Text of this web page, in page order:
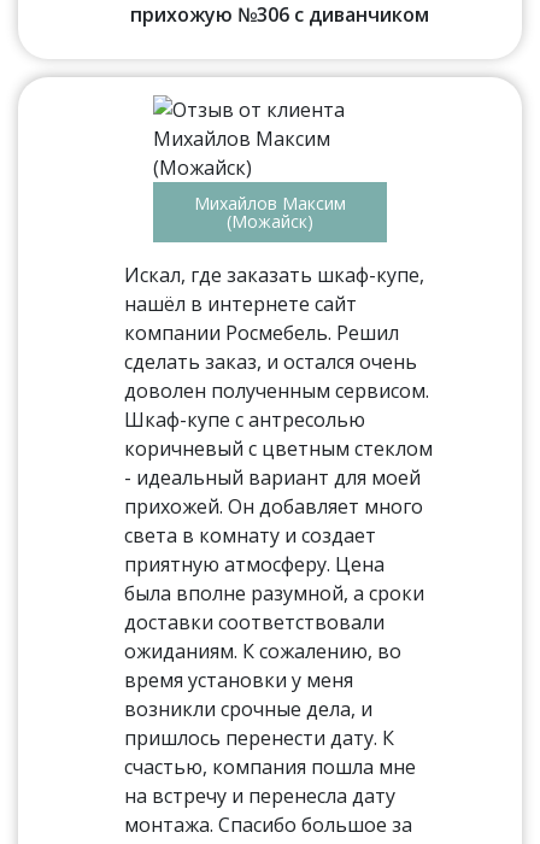
прихожую №306 с диванчиком
Михайлов Максим
(Можайск)
Искал, где заказать шкаф-купе,
нашёл в интернете сайт
компании Росмебель. Решил
сделать заказ, и остался очень
доволен полученным сервисом.
Шкаф-купе с антресолью
коричневый с цветным стеклом
- идеальный вариант для моей
прихожей. Он добавляет много
света в комнату и создает
приятную атмосферу. Цена
была вполне разумной, а сроки
доставки соответствовали
ожиданиям. К сожалению, во
время установки у меня
возникли срочные дела, и
пришлось перенести дату. К
счастью, компания пошла мне
на встречу и перенесла дату
монтажа. Спасибо большое за